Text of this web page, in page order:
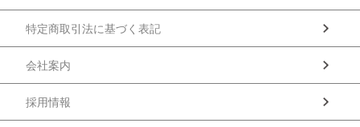
特定商取引法に基づく表記
会社案内
採用情報